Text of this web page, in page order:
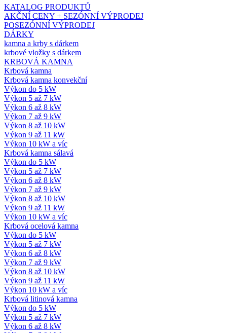
KATALOG PRODUKTŮ
AKČNÍ CENY + SEZÓNNÍ VÝPRODEJ
POSEZÓNNÍ VÝPRODEJ
DÁRKY
kamna a krby s dárkem
krbové vložky s dárkem
KRBOVÁ KAMNA
Krbová kamna
Krbová kamna konvekční
Výkon do 5 kW
Výkon 5 až 7 kW
Výkon 6 až 8 kW
Výkon 7 až 9 kW
Výkon 8 až 10 kW
Výkon 9 až 11 kW
Výkon 10 kW a víc
Krbová kamna sálavá
Výkon do 5 kW
Výkon 5 až 7 kW
Výkon 6 až 8 kW
Výkon 7 až 9 kW
Výkon 8 až 10 kW
Výkon 9 až 11 kW
Výkon 10 kW a víc
Krbová ocelová kamna
Výkon do 5 kW
Výkon 5 až 7 kW
Výkon 6 až 8 kW
Výkon 7 až 9 kW
Výkon 8 až 10 kW
Výkon 9 až 11 kW
Výkon 10 kW a víc
Krbová litinová kamna
Výkon do 5 kW
Výkon 5 až 7 kW
Výkon 6 až 8 kW